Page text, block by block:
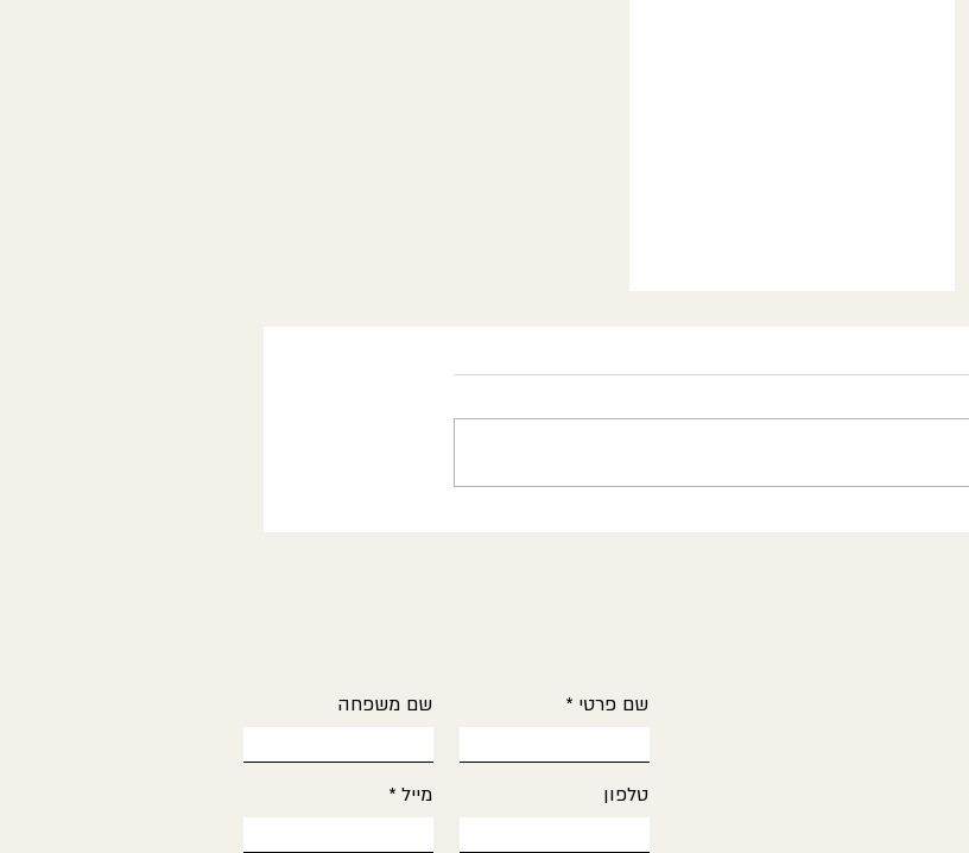
שם משפחה שם פרטי
מייל טלפון